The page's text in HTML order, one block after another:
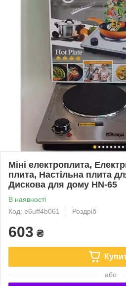
Міні електроплита,
плита, Настільна плита
Дискова для дому HN-65
В наявності
Код: e6uff4b061
Роздріб
603 ₴
або